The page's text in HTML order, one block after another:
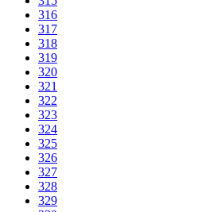
316
317
318
319
320
321
322
323
324
325
326
327
328
329